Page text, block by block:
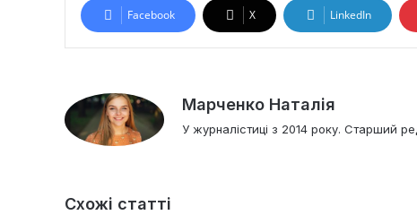
Facebook X LinkedIn
Марченко Наталія
У журналістиці з 2014 року. Старший
Схожі статті